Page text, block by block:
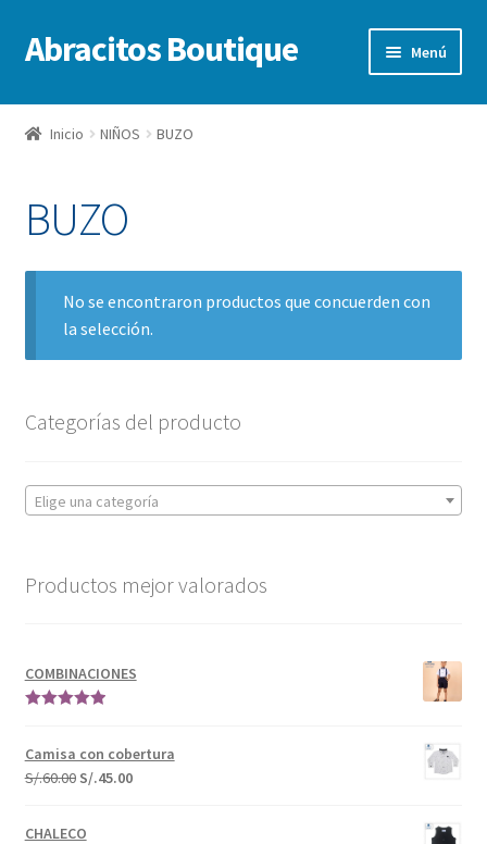
Ir
a
navegación
Ir
al
Abracitos Boutique Menú
Inicio
Niñas
Bebes
Ofertas
Inicio NIÑOS BUZO
BUZO
No se encontraron productos que concuerden con
la selección.
Categorías del producto
Elige una categoría
Productos mejor valorados
COMBINACIONES
Camisa con cobertura
S/.60.00 S/.45.00
CHALECO